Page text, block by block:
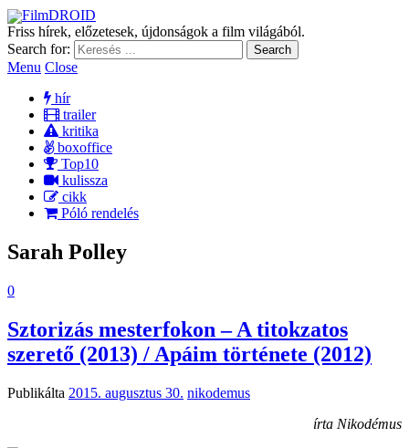
FilmDROID
Friss hírek, előzetesek, újdonságok a film világából.
Search for:
Menu Close
hír
trailer
kritika
boxoffice
Top10
kulissza
cikk
Póló rendelés
Sarah Polley
0
Sztorizás mesterfokon – A titokzatos
szerető (2013) / Apáim története (2012)
Publikálta 2015. augusztus 30. nikodemus
írta Nikodémus